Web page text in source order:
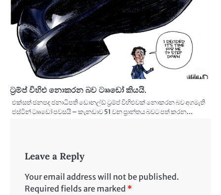
ට්‍රම්ප් විහිළු නොකරන බව ටෲඩෝ කියයි.
එක්සත් ජනපද ජනාධිපති ඩොනල්ඩ් ට්‍රම්ප් විහිළුවක් නොකරන බව අගමැති
ජස්ටින් ටෲඩෝ පවසයි – කැනඩාව 51 වන ප්‍රාන්තය බවට පත් කරන…
Leave a Reply
Your email address will not be published.
Required fields are marked *